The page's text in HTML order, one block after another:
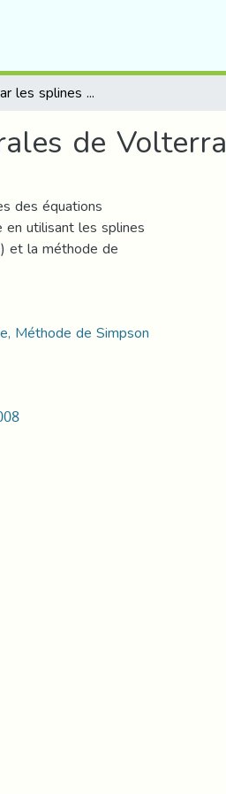
Approches par les splines des équations intégrales de Volterra
de Volterra
des équations
utilisant les splines
et la méthode de
Méthode de Simpson